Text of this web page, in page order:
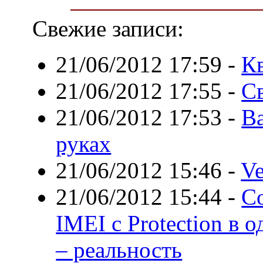
Свежие записи:
21/06/2012 17:59 -
21/06/2012 17:55 -
21/06/2012 17:53 -
руках
21/06/2012 15:46 -
21/06/2012 15:44 -
IMEI с Protection в
– реальность